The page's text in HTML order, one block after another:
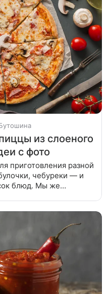
из слоеного
с фото
приготовления разной
чебуреки — и
блюд. Мы же